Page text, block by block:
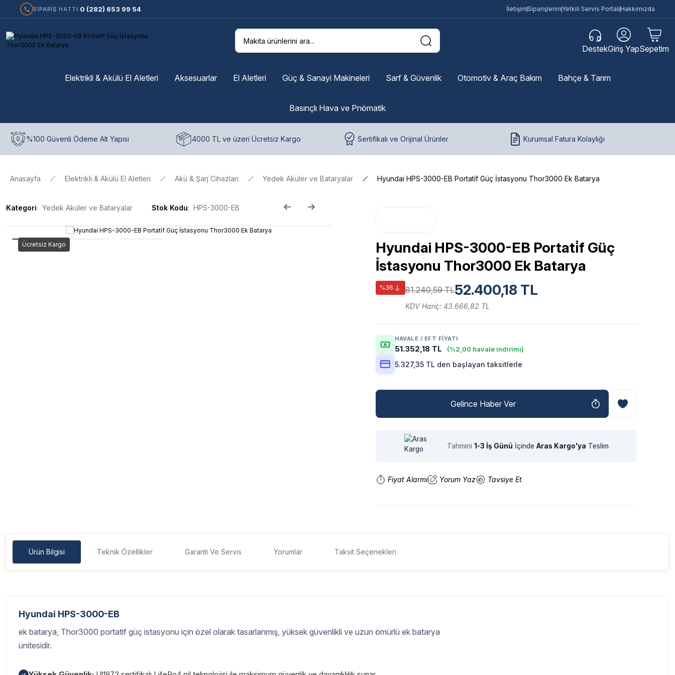
SİPARİŞ HATTI: 0 (282) 653 99 54 İletişimSiparişlerim Yetkili Servis Portalı Hakkımızda
DestekGiriş YapSepetim
Elektrikli & Akülü El Aletleri Aksesuarlar El Aletleri Güç & Sanayi Makineleri Sarf & Güvenlik Otomotiv & Araç Bakım Bahçe & Tarım
Basınçlı Hava ve Pnömatik
%100 Güvenli Ödeme Alt Yapısı 4000 TL ve üzeri Ücretsiz Kargo Sertifikalı ve Orijinal Ürünler Kurumsal Fatura Kolaylığı
Anasayfa Elektrikli & Akülü El Aletleri Akü & Şarj Cihazları Yedek Aküler ve Bataryalar Hyundai HPS-3000-EB Portati̇f Güç İstasyonu Thor3000 Ek Batarya
Kategori Yedek Aküler ve Bataryalar Stok Kodu HPS-3000-EB
Ücretsiz Kargo
Hyundai HPS-3000-EB Portati̇f Güç
İstasyonu Thor3000 Ek Batarya
%36 81.240,59 TL52.400,18 TL
KDV Hariç: 43.666,82 TL
HAVALE / EFT FIYATI
51.352,18 TL (%2,00 havale indirimi)
5.327,35 TL den başlayan taksitlerle
Gelince Haber Ver
Tahmini 1-3 İş Günü İçinde Aras Kargo'ya Teslim
Fiyat Alarmı Yorum Yaz Tavsiye Et
Ürün Bilgisi Teknik Özellikler Garanti Ve Servis Yorumlar Taksit Seçenekleri
Hyundai HPS-3000-EB
ek batarya, Thor3000 portatif güç istasyonu için özel olarak tasarlanmış, yüksek güvenlikli ve uzun ömürlü ek batarya
ünitesidir.